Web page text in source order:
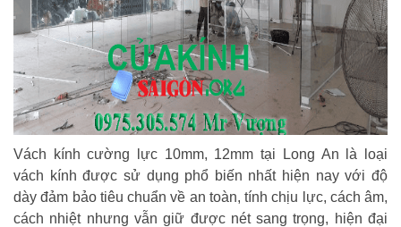
Vách kính cường lực 10mm, 12mm tại Long An là loại
vách kính được sử dụng phổ biến nhất hiện nay với độ
dày đảm bảo tiêu chuẩn về an toàn, tính chịu lực, cách âm,
cách nhiệt nhưng vẫn giữ được nét sang trọng, hiện đại